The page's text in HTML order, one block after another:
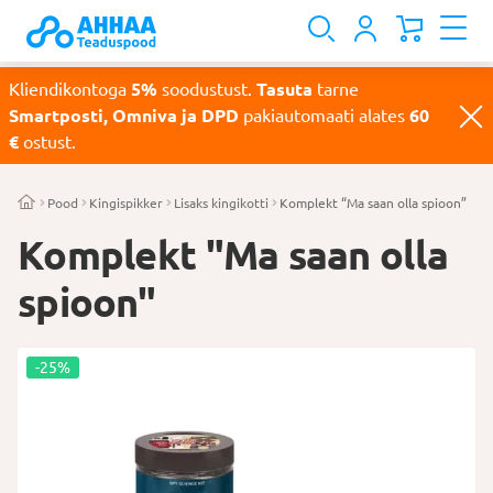
Kliendikontoga 5% soodustust. Tasuta tarne
Smartposti, Omniva ja DPD pakiautomaati alates 60
€ ostust.
Pood Kingispikker Lisaks kingikotti Komplekt “Ma saan olla spioon”
Komplekt "Ma saan olla
spioon"
-25%